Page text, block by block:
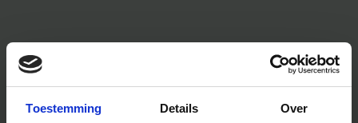
Toestemming Details Over